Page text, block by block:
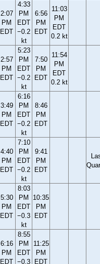
2:07
PM
EDT
4:33
PM
EDT
−0.2
kt
6:56
PM
EDT
11:03
PM
EDT
0.2 kt
2:57
PM
EDT
5:23
PM
EDT
−0.2
kt
7:50
PM
EDT
11:54
PM
EDT
0.2 kt
3:49
PM
EDT
6:16
PM
EDT
−0.2
kt
8:46
PM
EDT
4:40
PM
EDT
7:10
PM
EDT
−0.2
kt
9:41
PM
EDT
5:30
PM
EDT
8:03
PM
EDT
−0.3
kt
10:35
PM
EDT
6:16
PM
EDT
8:55
PM
EDT
−0.3
11:25
PM
EDT